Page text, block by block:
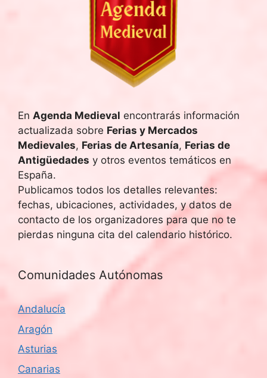
En Agenda Medieval encontrarás información
actualizada sobre Ferias y Mercados
Medievales, Ferias de Artesanía, Ferias de
Antigüedades y otros eventos temáticos en
España.
Publicamos todos los detalles relevantes:
fechas, ubicaciones, actividades, y datos de
contacto de los organizadores para que no te
pierdas ninguna cita del calendario histórico.
Comunidades Autónomas
Andalucía
Aragón
Asturias
Canarias